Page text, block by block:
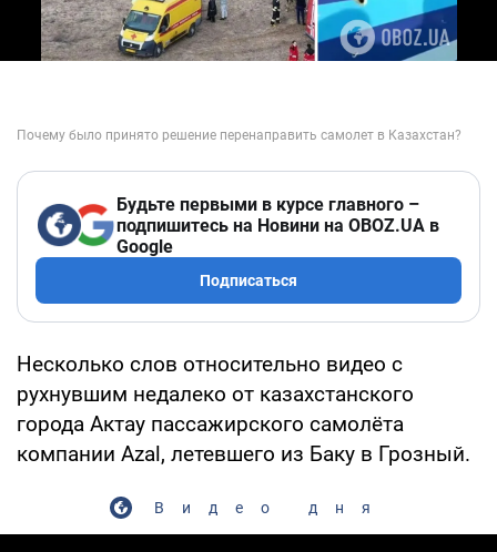
Будьте первыми в курсе главного –
подпишитесь на Новини на OBOZ.UA в
Google
Подписаться
Несколько слов относительно видео с
рухнувшим недалеко от казахстанского
города Актау пассажирского самолёта
компании Azal, летевшего из Баку в Грозный.
Видео дня